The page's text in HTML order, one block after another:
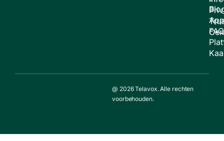
FAQ
@ 2026 Telavox. Alle rechten
voorbehouden.